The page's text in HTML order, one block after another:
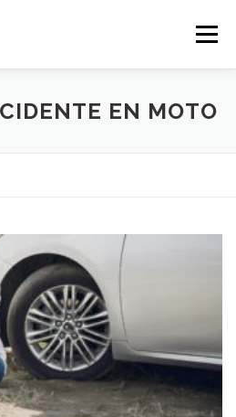
Menú
NOSOTROSEN MOTO